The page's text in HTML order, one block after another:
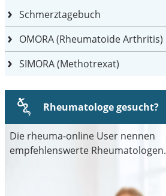
Schmerztagebuch
OMORA (Rheumatoide Arthritis)
SIMORA (Methotrexat)
Rheumatologe gesucht?
Die rheuma-online User nennen
empfehlenswerte Rheumatologen.